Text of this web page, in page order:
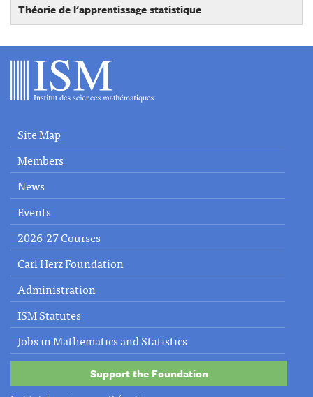
Théorie de l'apprentissage statistique
Site Map
Members
News
Events
2026-27 Courses
Carl Herz Foundation
Administration
ISM Statutes
Jobs in Mathematics and Statistics
Support the Foundation